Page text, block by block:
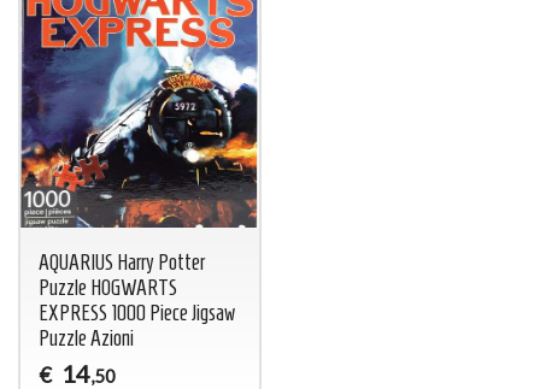
AQUARIUS Harry Potter
Puzzle HOGWARTS
EXPRESS 1000 Piece Jigsaw
Puzzle Azioni
€ 14,50